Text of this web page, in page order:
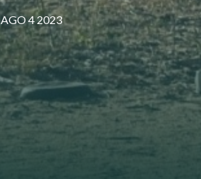
AGO 4 2023